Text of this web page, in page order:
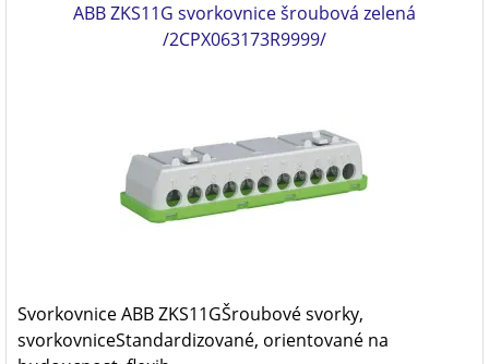
ABB ZKS11G svorkovnice šroubová zelená
/2CPX063173R9999/
Svorkovnice ABB ZKS11GŠroubové svorky,
svorkovniceStandardizované, orientované na